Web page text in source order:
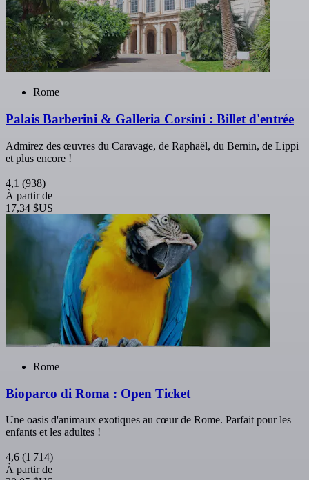
Rome
Palais Barberini & Galleria Corsini : Billet d'entrée
Admirez des œuvres du Caravage, de Raphaël, du Bernin, de Lippi
et plus encore !
4,1 (938)
À partir de
17,34 $US
Rome
Bioparco di Roma : Open Ticket
Une oasis d'animaux exotiques au cœur de Rome. Parfait pour les
enfants et les adultes !
4,6 (1 714)
À partir de